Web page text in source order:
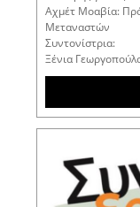
Αχμέτ Μοαβία:
Μεταναστών
Συντονίστρια:
Ξένια